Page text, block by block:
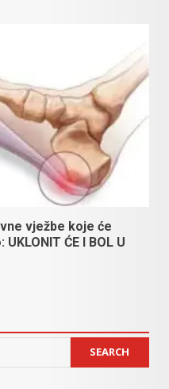
vježbe koje će
ĆE I BOL U
SEARCH